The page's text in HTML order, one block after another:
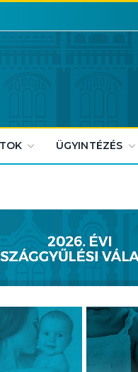
ÜGYINTÉZÉS